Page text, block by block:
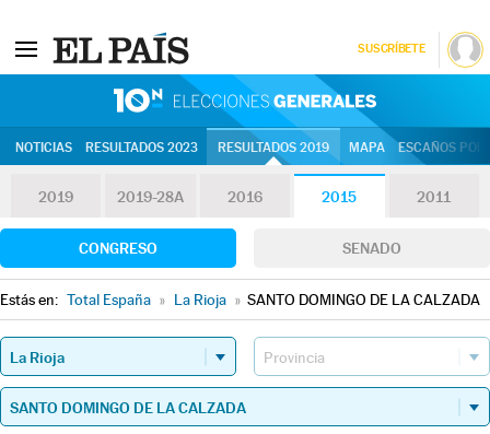
SUSCRÍBETE
NOTICIAS RESULTADOS 2023 RESULTADOS 2019 MAPA ESCAÑOS
2019 2019-28A 2016 2015 2011
CONGRESO SENADO
Estás en: Total España » La Rioja » SANTO DOMINGO DE LA CALZADA